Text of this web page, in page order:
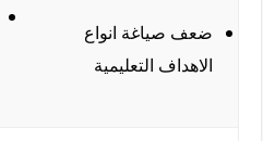
ضعف صياغة انواع
الاهداف التعليمية